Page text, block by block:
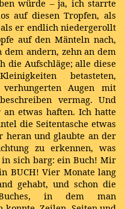
würde – ja, ich starrte
auf diesen Tropfen, als
er endlich niedergerollt
auf den Mänteln nach,
dem andern, zehn an dem
die Aufschläge; alle diese
betasteten,
Augen mit
vermag. Und
etwas haften. Ich hatte
die Seitentasche etwas
heran und glaubte an der
zu erkennen, was
in sich barg: ein Buch! Mir
BUCH! Vier Monate lang
gehabt, und schon die
in dem man